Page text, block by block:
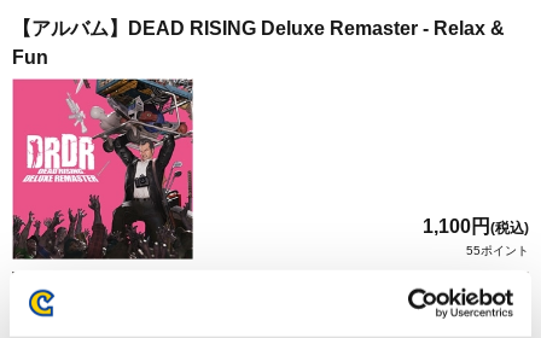
【アルバム】DEAD RISING Deluxe Remaster - Relax &
Fun
1,100円 (税込)
55ポイント